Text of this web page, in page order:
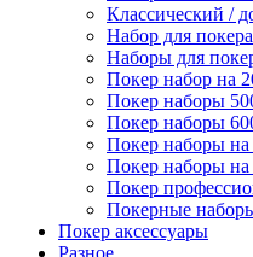
Классический /
Набор для
Наборы для
Покер набор на
Покер наборы
Покер наборы
Покер наборы
Покер наборы
Покер
Покерные
Покер аксессуары